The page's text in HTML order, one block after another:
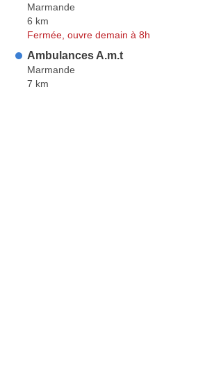
Marmande
6 km
Fermée, ouvre demain à 8h
Ambulances A.m.t
Marmande
7 km